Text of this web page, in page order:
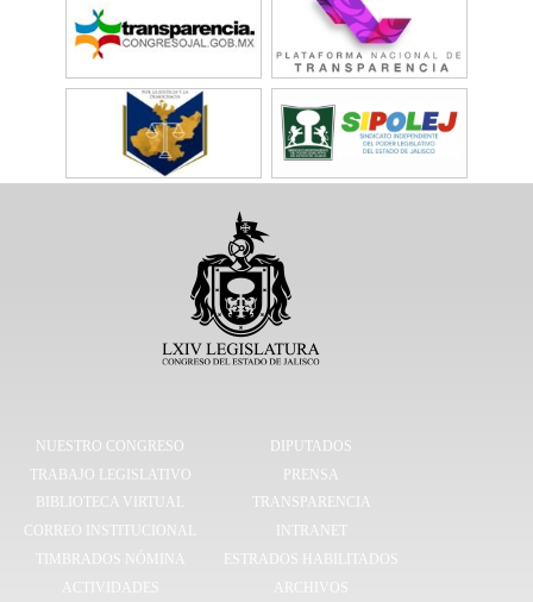
NUESTRO CONGRESO
DIPUTADOS
TRABAJO LEGISLATIVO
PRENSA
BIBLIOTECA VIRTUAL
TRANSPARENCIA
CORREO INSTITUCIONAL
INTRANET
TIMBRADOS NÓMINA
ESTRADOS HABILITADOS
ACTIVIDADES
ARCHIVOS